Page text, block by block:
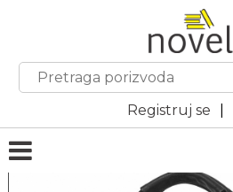
Registruj se